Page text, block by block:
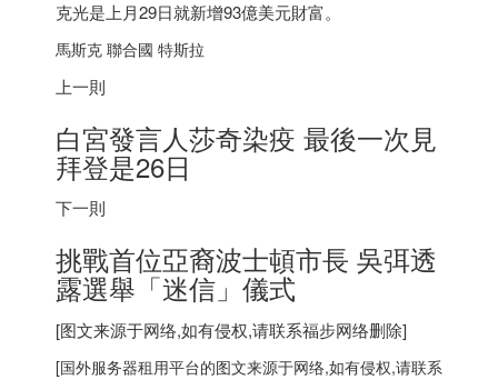
克光是上月29日就新增93億美元財富。
馬斯克 聯合國 特斯拉
上一則
白宮發言人莎奇染疫 最後一次見
拜登是26日
下一則
挑戰首位亞裔波士頓市長 吳弭透
露選舉「迷信」儀式
[图文来源于网络,如有侵权,请联系福步网络删除]
[国外服务器租用平台的图文来源于网络,如有侵权,请联系